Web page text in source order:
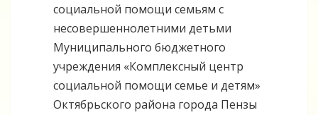
социальной помощи семьям с
несовершеннолетними детьми
Муниципального бюджетного
учреждения «Комплексный центр
социальной помощи семье и детям»
Октябрьского района города Пензы